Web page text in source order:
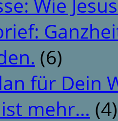
(6)
für Dein
mehr… (4)